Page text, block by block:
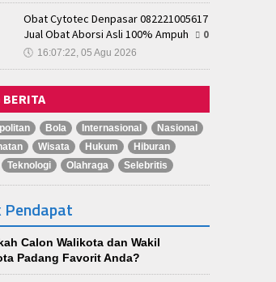
Obat Cytotec Denpasar 082221005617
Jual Obat Aborsi Asli 100% Ampuh
0
🕔 16:07:22, 05 Agu 2026
BERITA
Bola Internasional
Nasional
Wisata Hukum
Hiburan
Teknologi Olahraga Selebritis
Pendapat
Calon Walikota dan Wakil
Padang Favorit Anda?